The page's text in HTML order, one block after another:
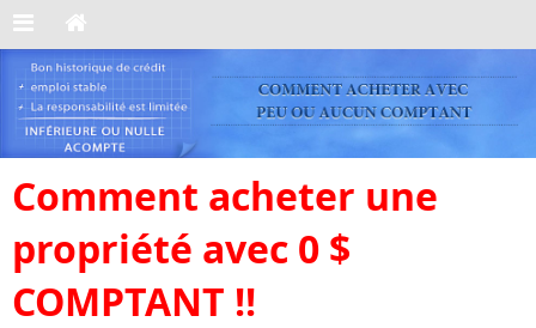
Comment acheter une
propriété avec 0 $
COMPTANT !!